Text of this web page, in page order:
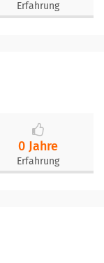
Erfahrung
0 Jahre
Erfahrung